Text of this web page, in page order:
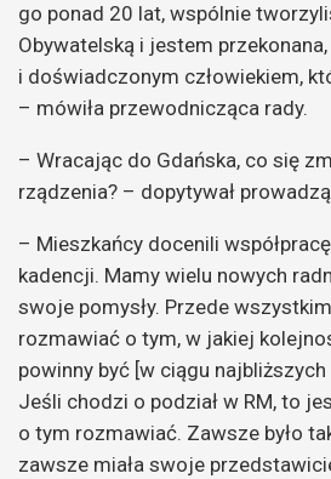
go ponad 20 lat, wspólnie
Obywatelską i jestem
i doświadczonym człowiekiem,
– mówiła przewodnicząca rady.
– Wracając do Gdańska, co się
rządzenia? – dopytywał
– Mieszkańcy docenili
kadencji. Mamy wielu nowych
swoje pomysły. Przede
rozmawiać o tym, w jakiej
powinny być [w ciągu
Jeśli chodzi o podział w RM, to
o tym rozmawiać. Zawsze było
zawsze miała swoje